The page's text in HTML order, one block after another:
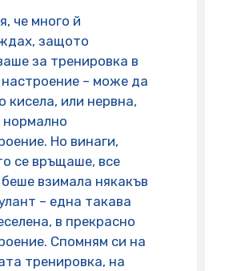
че много й
защото
за тренировка в
– може да
кисела, или нервна,
нормално
Но винаги,
се връщаше, все
взимала някакъв
– една такава
в прекрасно
Спомням си на
тренировка, на